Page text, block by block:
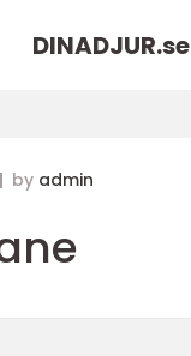
DINADJUR.se
by admin